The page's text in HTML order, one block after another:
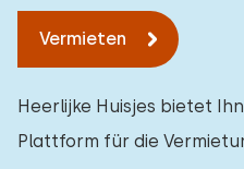
Vermieten
Heerlijke Huisjes bietet
Plattform für die